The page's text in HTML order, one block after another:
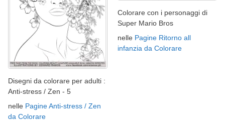
Disegni da colorare per adulti :
Anti-stress / Zen - 5
nelle Pagine Anti-stress / Zen
da Colorare
Colorare con i personaggi di
Super Mario Bros
nelle Pagine Ritorno all
infanzia da Colorare